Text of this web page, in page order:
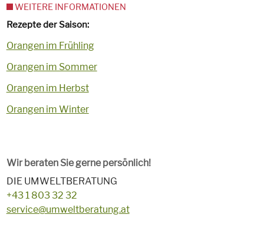
WEITERE INFORMATIONEN
Rezepte der Saison:
Orangen im Frühling
Orangen im Sommer
Orangen im Herbst
Orangen im Winter
Wir beraten Sie gerne persönlich!
DIE UMWELTBERATUNG
+43 1 803 32 32
service@umweltberatung.at